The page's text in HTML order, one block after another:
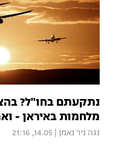
נתקעתם בחו"ל?
מלחמות באיראן -
נגה ניר נאמן 14.05, 21:16